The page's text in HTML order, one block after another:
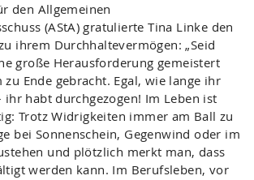
den Allgemeinen
(AStA) gratulierte Tina Linke den
ihrem Durchhaltevermögen: „Seid
große Herausforderung gemeistert
Ende gebracht. Egal, wie lange ihr
ihr habt durchgezogen! Im Leben ist
Trotz Widrigkeiten immer am Ball zu
bei Sonnenschein, Gegenwind oder im
und plötzlich merkt man, dass
werden kann. Im Berufsleben, vor